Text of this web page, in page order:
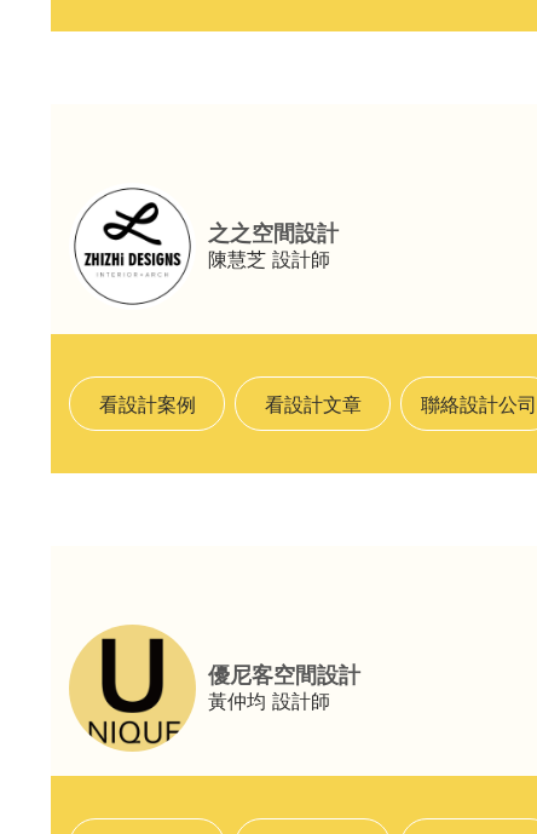
之之空間設計
陳慧芝 設計師
看設計案例 看設計文章 聯絡設計公司
優尼客空間設計
黃仲均 設計師